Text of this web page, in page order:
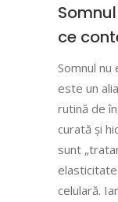
ce
Somnul
este un
rutină de
curată și
sunt
celulară.